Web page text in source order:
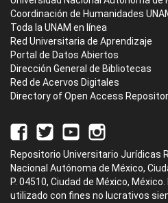
Coordinación de Humanidades
Toda la UNAM en línea
Red Universitaria de Aprendizaje
Portal de Datos Abiertos
Dirección General de Bibliotecas
Red de Acervos Digitales
Directory of Open Access
Repositorio Universitario Jurídicas
Nacional Autónoma de México,
P. 04510, Ciudad de México,
utilizado con fines no lucrativos